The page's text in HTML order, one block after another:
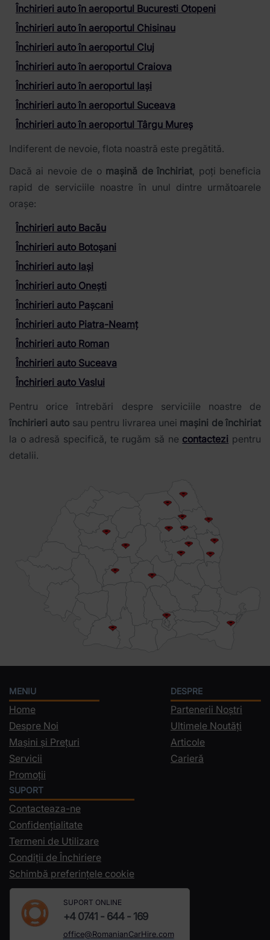
Închirieri auto în aeroportul Bucuresti Otopeni
Închirieri auto în aeroportul Chisinau
Închirieri auto în aeroportul Cluj
Închirieri auto în aeroportul Craiova
Închirieri auto în aeroportul Iași
Închirieri auto în aeroportul Suceava
Închirieri auto în aeroportul Târgu Mureș
Indiferent de nevoie, flota noastră este pregătită.
Dacă ai nevoie de o mașină de închiriat, poți beneficia
rapid de serviciile noastre în unul dintre următoarele
orașe:
Închirieri auto Bacău
Închirieri auto Botoșani
Închirieri auto Iași
Închirieri auto Onești
Închirieri auto Pașcani
Închirieri auto Piatra-Neamț
Închirieri auto Roman
Închirieri auto Suceava
Închirieri auto Vaslui
Pentru orice întrebări despre serviciile noastre de
închirieri auto sau pentru livrarea unei mașini de închiriat
la o adresă specifică, te rugăm să ne contactezi pentru
detalii.
MENIU
Home
Despre Noi
Mașini și Prețuri
Servicii
Promoții
DESPRE
Partenerii Noștri
Ultimele Noutăți
Articole
Carieră
SUPORT
Contacteaza-ne
Confidențialitate
Termeni de Utilizare
Condiții de Închiriere
Schimbă preferințele cookie
SUPORT ONLINE
+4 0741 - 644 - 169
office@RomanianCarHire.com